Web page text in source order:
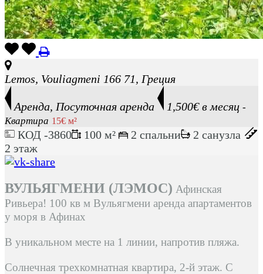
Lemos, Vouliagmeni 166 71, Греция
Аренда, Посуточная аренда 1,500€ в месяц -
Квартира 15€ м²
КОД -3860 100 м² 2 спальни
2 санузла
2 этаж
ВУЛЬЯГМЕНИ (ЛЭМОС) Афинская
Ривьера! 100 кв м Вульягмени аренда апартаментов
у моря в Афинах
В уникальном месте на 1 линии, напротив пляжа.
Солнечная трехкомнатная квартира, 2-й этаж. С